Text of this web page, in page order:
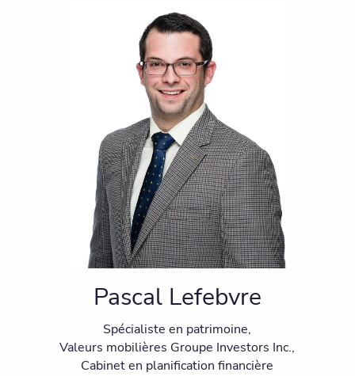
Pascal Lefebvre
Spécialiste en patrimoine,
Valeurs mobilières Groupe Investors Inc.,
Cabinet en planification financière